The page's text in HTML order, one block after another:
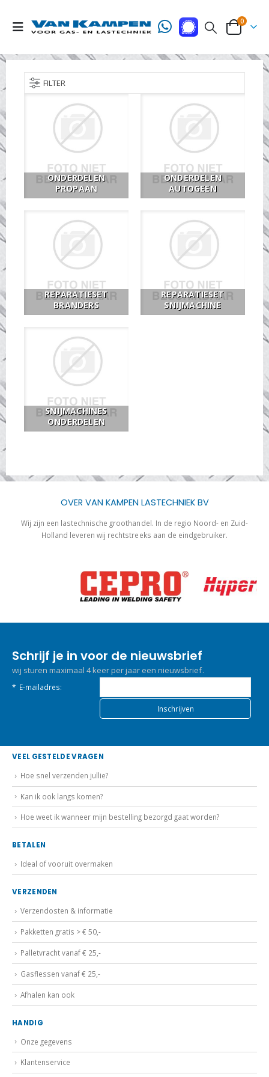
0
FILTER
ONDERDELEN
PROPAAN
ONDERDELEN
AUTOGEEN
REPARATIESET
BRANDERS
REPARATIESET
SNIJMACHINE
SNIJMACHINES
ONDERDELEN
OVER VAN KAMPEN LASTECHNIEK BV
Wij zijn een lastechnische groothandel. In de regio Noord- en Zuid-
Holland leveren wij rechtstreeks aan de eindgebruiker.
Schrijf je in voor de nieuwsbrief
wij sturen maximaal 4 keer per jaar een nieuwsbrief.
* E-mailadres:
VEEL GESTELDE VRAGEN
Hoe snel verzenden jullie?
Kan ik ook langs komen?
Hoe weet ik wanneer mijn bestelling bezorgd gaat worden?
BETALEN
Ideal of vooruit overmaken
VERZENDEN
Verzendosten & informatie
Pakketten gratis > € 50,-
Palletvracht vanaf € 25,-
Gasflessen vanaf € 25,-
Afhalen kan ook
HANDIG
Onze gegevens
Klantenservice